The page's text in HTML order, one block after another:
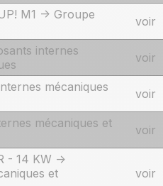
M1 -> Groupe
voir
internes
voir
mécaniques
voir
mécaniques et
voir
- 14 KW ->
et
voir